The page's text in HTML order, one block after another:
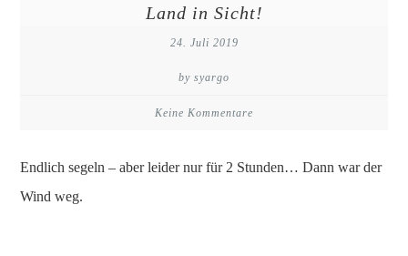
Land in Sicht!
24. Juli 2019
by syargo
Keine Kommentare
Endlich segeln – aber leider nur für 2 Stunden… Dann war der
Wind weg.